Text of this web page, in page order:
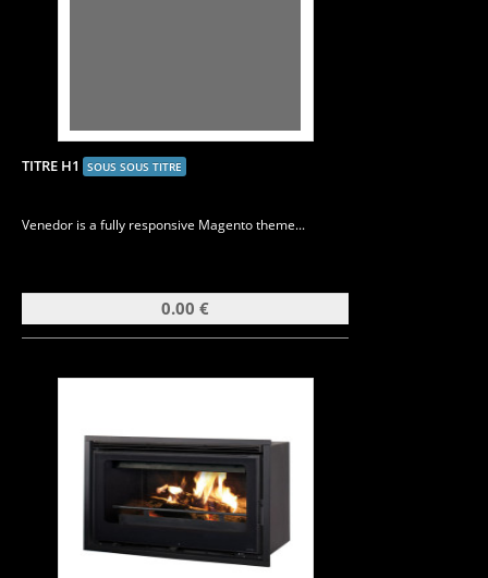
TITRE H1 SOUS SOUS TITRE
Venedor is a fully responsive Magento theme...
0.00 €